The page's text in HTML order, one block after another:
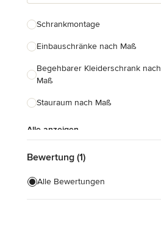
Einbauschränke
Schrankmontage
Einbauschränke nach Maß
Begehbarer Kleiderschrank nach
Maß
Stauraum nach Maß
Alle anzeigen
Bewertung (1)
Alle Bewertungen